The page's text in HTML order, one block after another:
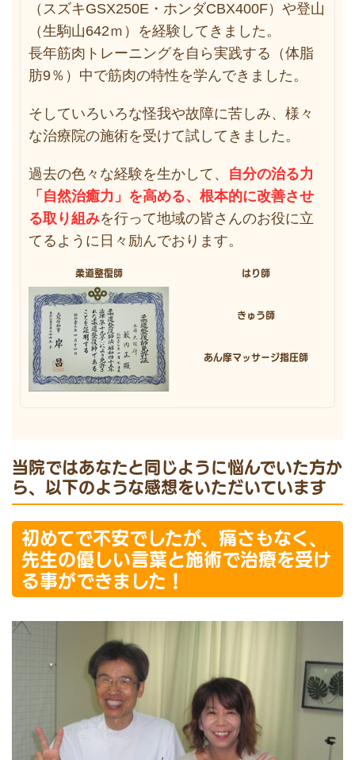
（スズキGSX250E・ホンダCBX400F）や登山
（生駒山642ｍ）を経験してきました。
長年筋肉トレーニングを自ら実践する（体脂
肪9％）中で筋肉の特性を学んできました。
そしていろいろな怪我や故障に苦しみ、様々
な治療院の施術を受けて試してきました。
過去の色々な経験を生かして、 自分の治る力
「自然治癒力」を高める、根本的に改善させ
る取り組みを行って地域の皆さんのお役に立
てるように日々励んでおります。
柔道整復師 はり師
きゅう師
あん摩マッサージ指圧師
当院ではあなたと同じように悩んでいた方か
ら、以下のような感想をいただいています
初めてで不安でしたが、痛さもなく、
先生の優しい言葉と施術で治療を受け
る事ができました！